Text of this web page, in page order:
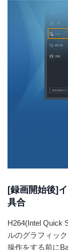
[録画開始後]
具合
H264(Intel Quick
ルのグラフィッ
操作をする前に